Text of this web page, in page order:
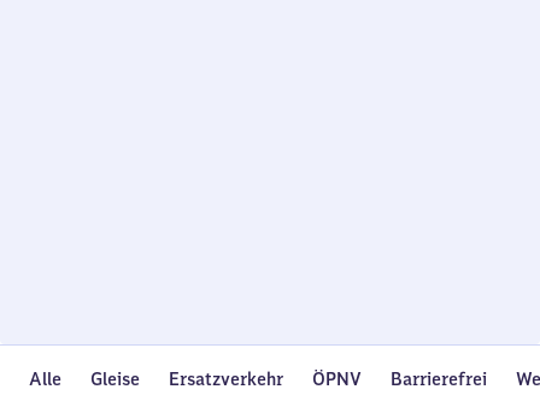
Alle Gleise Ersatzverkehr ÖPNV Barrierefrei